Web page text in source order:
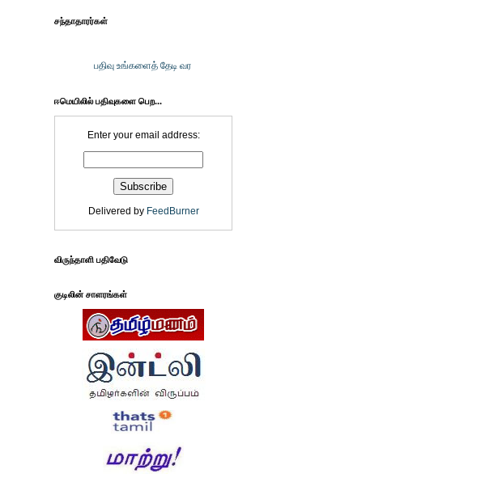
சந்தாதாரர்கள்
பதிவு உங்களைத் தேடி வர
ஈமெயிலில் பதிவுகளை பெற...
Enter your email address:
Delivered by FeedBurner
விருந்தாளி பதிவேடு
குடிலின் சாளரங்கள்